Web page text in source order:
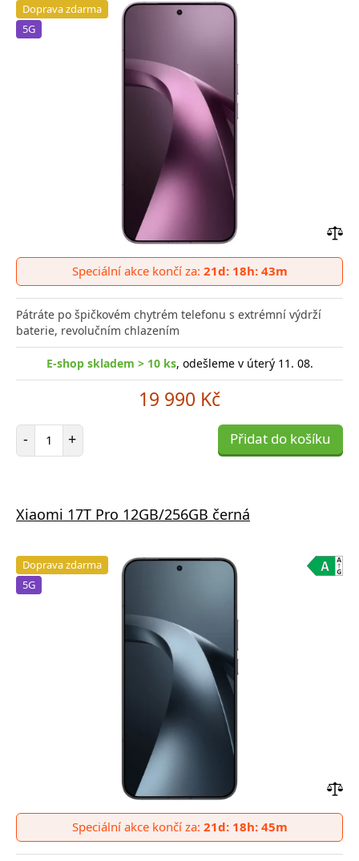
Doprava zdarma
5G
do
Speciální akce končí za: 21d: 18h: 43m
Pátráte po špičkovém chytrém telefonu s extrémní výdrží
baterie, revolučním chlazením
E-shop skladem > 10 ks, odešleme v úterý 11. 08.
19 990 Kč
- Počet položek
+ Přidat do košíku
Xiaomi 17T Pro 12GB/256GB černá
Doprava zdarma
5G
do
Speciální akce končí za: 21d: 18h: 45m